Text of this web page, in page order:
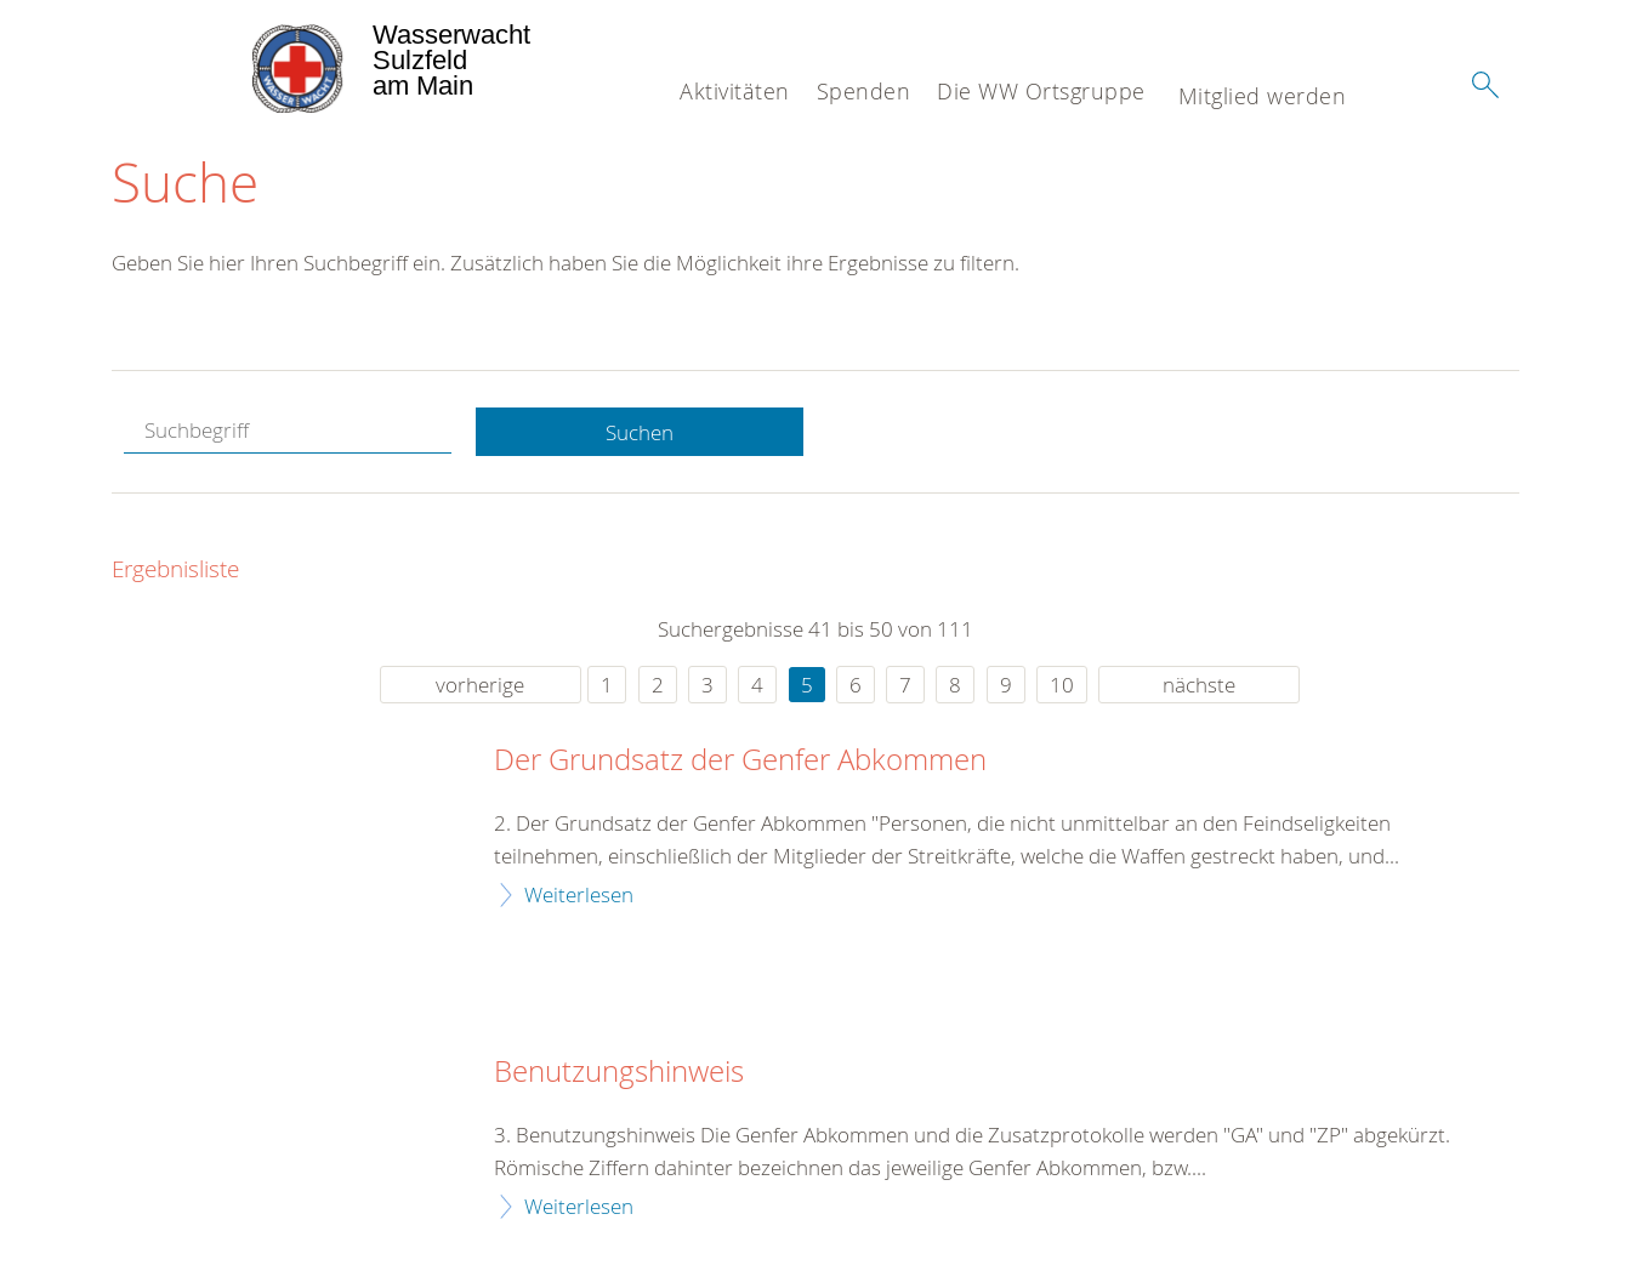
Aktivitäten Spenden Die WW Ortsgruppe Mitglied werden
Wasserwacht
Sulzfeld
am Main
Suche
Hotline.
gerne.
rund um die Uhr
Geben Sie hier Ihren Suchbegriff ein. Zusätzlich haben Sie die Möglichkeit ihre Ergebnisse zu filtern.
Suchen
Ergebnisliste
Suchergebnisse 41 bis 50 von 111
vorherige
1 2 3 4 5 6 7 8 9 10 nächste
Der Grundsatz der Genfer Abkommen
2. Der Grundsatz der Genfer Abkommen "Personen, die nicht unmittelbar an den Feindseligkeiten
teilnehmen, einschließlich der Mitglieder der Streitkräfte, welche die Waffen gestreckt haben, und...
Weiterlesen
Benutzungshinweis
3. Benutzungshinweis Die Genfer Abkommen und die Zusatzprotokolle werden "GA" und "ZP" abgekürzt.
Römische Ziffern dahinter bezeichnen das jeweilige Genfer Abkommen, bzw....
Weiterlesen